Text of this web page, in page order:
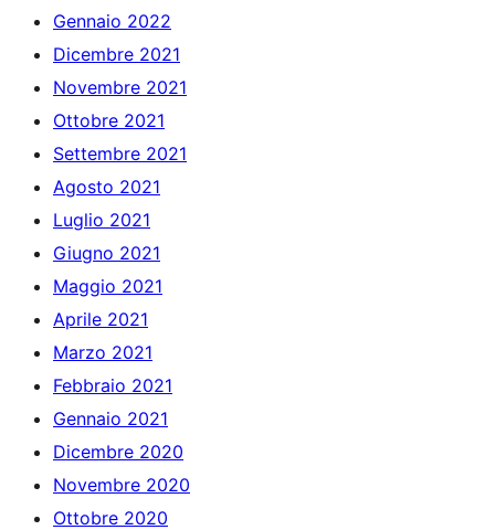
Gennaio 2022
Dicembre 2021
Novembre 2021
Ottobre 2021
Settembre 2021
Agosto 2021
Luglio 2021
Giugno 2021
Maggio 2021
Aprile 2021
Marzo 2021
Febbraio 2021
Gennaio 2021
Dicembre 2020
Novembre 2020
Ottobre 2020